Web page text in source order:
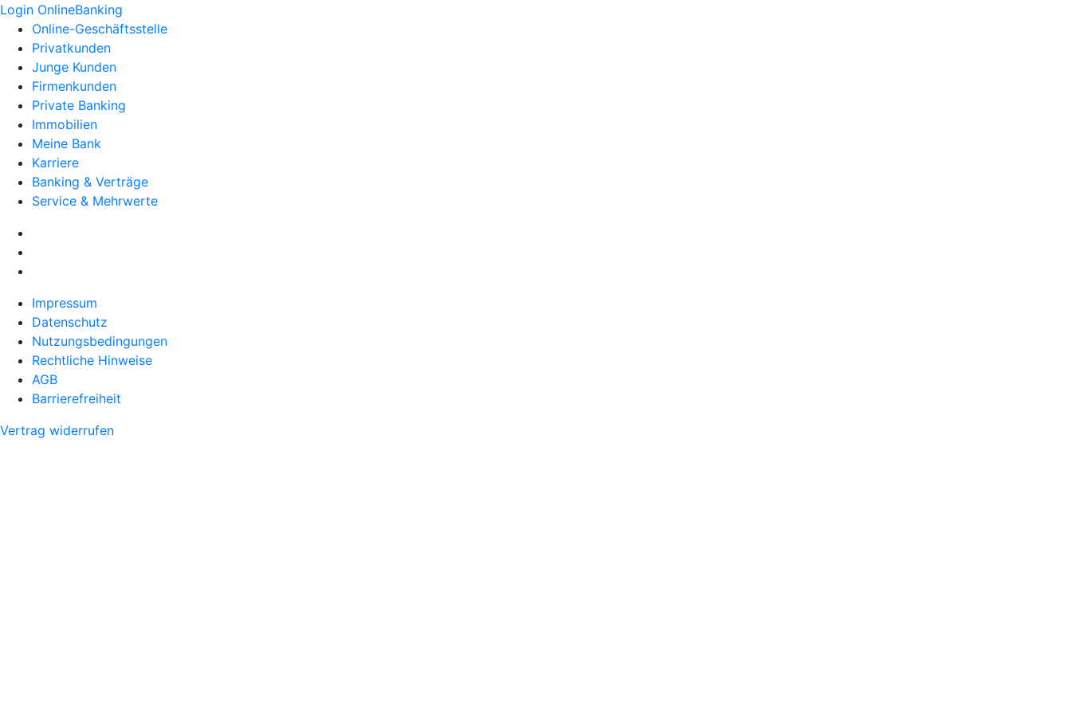
Login OnlineBanking
Online-Geschäftsstelle
Privatkunden
Junge Kunden
Firmenkunden
Private Banking
Immobilien
Meine Bank
Karriere
Banking & Verträge
Service & Mehrwerte
Impressum
Datenschutz
Nutzungsbedingungen
Rechtliche Hinweise
AGB
Barrierefreiheit
Vertrag widerrufen